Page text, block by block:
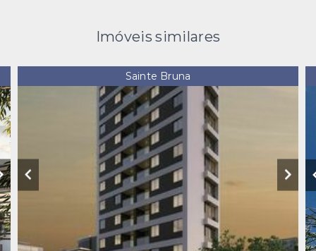
Imóveis similares
Sainte Bruna